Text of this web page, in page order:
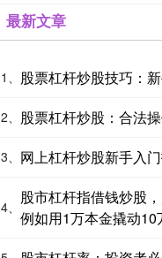
最新文章
1、 股票杠杆炒股技巧：
2、 股票杠杆炒股：合法
3、 网上杠杆炒股新手入
4、
股市杠杆指借钱炒股，
例如用1万本金撬动10